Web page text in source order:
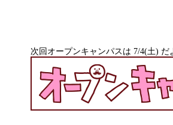
次回オープンキャンパスは 7/4(土) だ